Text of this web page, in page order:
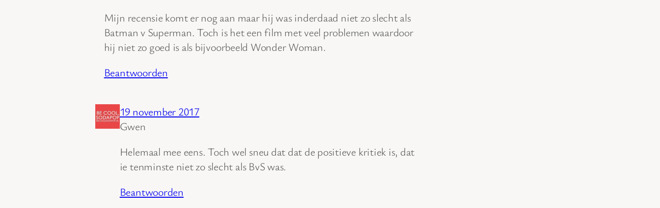
Mijn recensie komt er nog aan maar hij was inderdaad niet zo slecht als
Batman v Superman. Toch is het een film met veel problemen waardoor
hij niet zo goed is als bijvoorbeeld Wonder Woman.
Beantwoorden
19 november 2017
Gwen
Helemaal mee eens. Toch wel sneu dat dat de positieve kritiek is, dat
ie tenminste niet zo slecht als BvS was.
Beantwoorden